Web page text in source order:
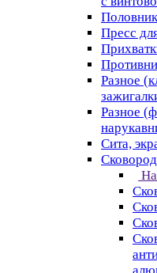
Пресс
Разное
Разное
Сита,